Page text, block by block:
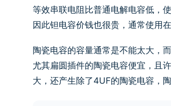
等效串联电阻比普通电解电容低，
因此钽电容价钱也很贵，通常使用
陶瓷电容的容量通常是不能太大，
尤其扁圆插件的陶瓷电容便宜，且
大，还产生除了4UF的陶瓷电容，